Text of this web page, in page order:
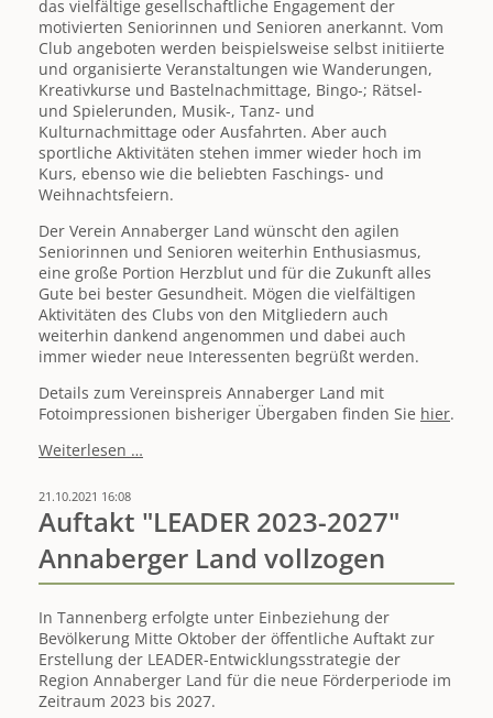
das vielfältige gesellschaftliche Engagement der
motivierten Seniorinnen und Senioren anerkannt. Vom
Club angeboten werden beispielsweise selbst initiierte
und organisierte Veranstaltungen wie Wanderungen,
Kreativkurse und Bastelnachmittage, Bingo-; Rätsel-
und Spielerunden, Musik-, Tanz- und
Kulturnachmittage oder Ausfahrten. Aber auch
sportliche Aktivitäten stehen immer wieder hoch im
Kurs, ebenso wie die beliebten Faschings- und
Weihnachtsfeiern.
Der Verein Annaberger Land wünscht den agilen
Seniorinnen und Senioren weiterhin Enthusiasmus,
eine große Portion Herzblut und für die Zukunft alles
Gute bei bester Gesundheit. Mögen die vielfältigen
Aktivitäten des Clubs von den Mitgliedern auch
weiterhin dankend angenommen und dabei auch
immer wieder neue Interessenten begrüßt werden.
Details zum Vereinspreis Annaberger Land mit
Fotoimpressionen bisheriger Übergaben finden Sie hier.
Weiterlesen …
Bärenstein
erhält
Vereinspreis
2021
21.10.2021 16:08
Auftakt "LEADER 2023-2027"
Annaberger Land vollzogen
In Tannenberg erfolgte unter Einbeziehung der
Bevölkerung Mitte Oktober der öffentliche Auftakt zur
Erstellung der LEADER-Entwicklungsstrategie der
Region Annaberger Land für die neue Förderperiode im
Zeitraum 2023 bis 2027.